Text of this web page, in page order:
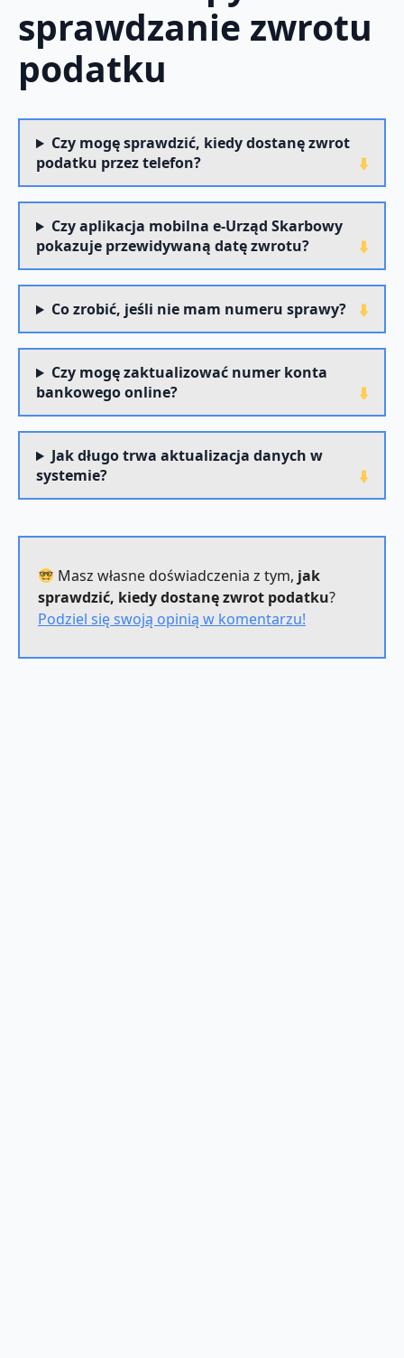
sprawdzanie zwrotu
podatku
Czy mogę sprawdzić, kiedy dostanę zwrot
podatku przez telefon?
Czy aplikacja mobilna e-Urząd Skarbowy
pokazuje przewidywaną datę zwrotu?
Co zrobić, jeśli nie mam numeru sprawy?
Czy mogę zaktualizować numer konta
bankowego online?
Jak długo trwa aktualizacja danych w
systemie?
Masz własne doświadczenia z tym, jak
sprawdzić, kiedy dostanę zwrot podatku?
Podziel się swoją opinią w komentarzu!